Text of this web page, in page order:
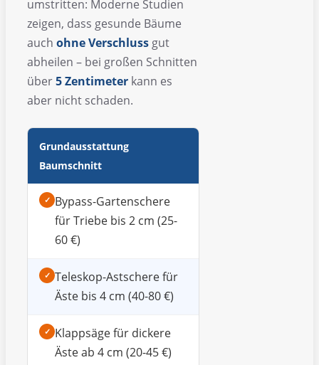
umstritten: Moderne Studien
zeigen, dass gesunde Bäume
auch ohne Verschluss gut
abheilen – bei großen Schnitten
über5 Zentimeter kann es
aber nicht schaden.
Grundausstattung
Baumschnitt
✓ Bypass-Gartenschere
für Triebe bis 2 cm (25-
60 €)
✓ Teleskop-Astschere für
Äste bis 4 cm (40-80 €)
✓ Klappsäge für dickere
Äste ab 4 cm (20-45 €)